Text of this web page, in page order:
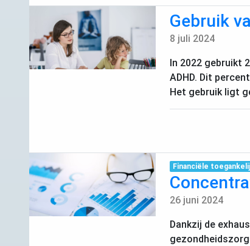
Gebruik
8 juli 2024
In 2022 gebruikt
ADHD. Dit
Het gebruik ligt
Financiële
26 juni 2024
Dankzij de